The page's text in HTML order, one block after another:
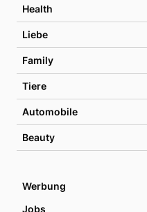
Health
Liebe
Family
Tiere
Automobile
Beauty
Werbung
Jobs